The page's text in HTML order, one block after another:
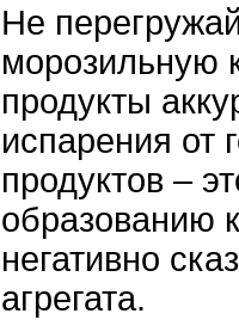
Не
морозильную
продукты
испарения от
продуктов –
образованию
негативно
агрегата.